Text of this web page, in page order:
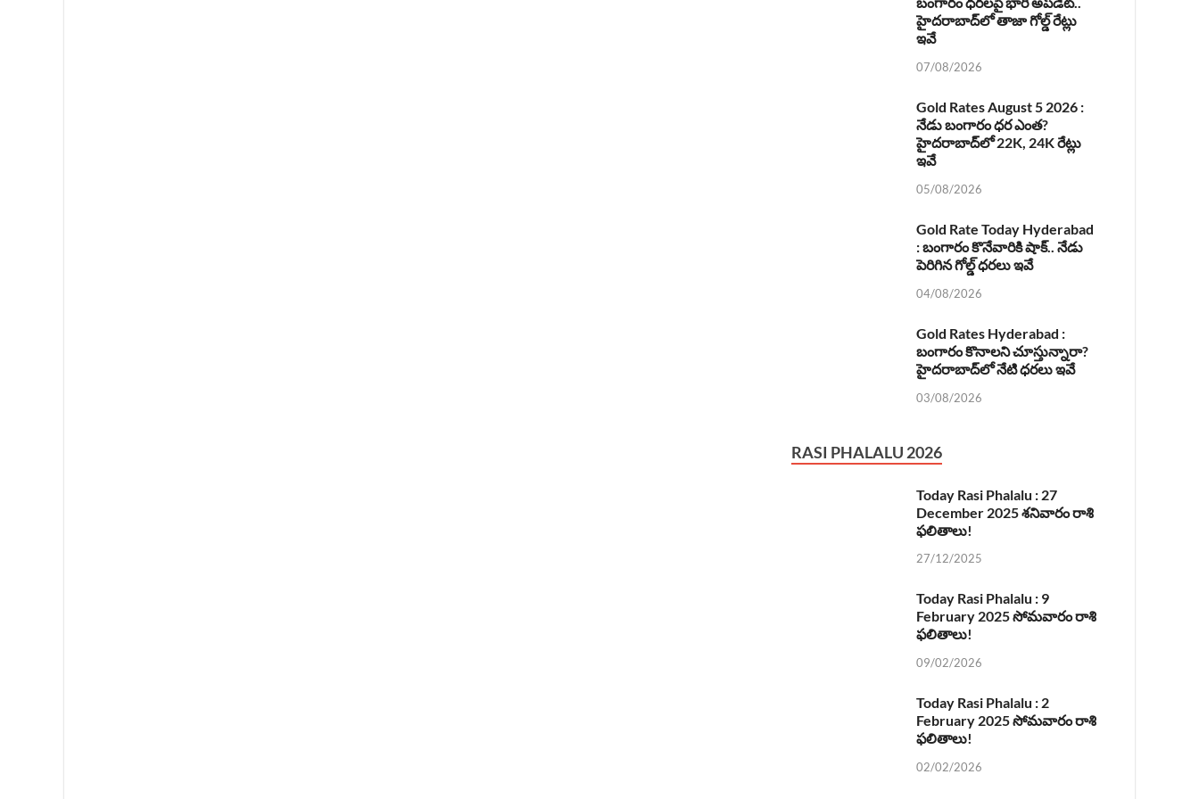
హైదరాబాద్‌లో తాజా గోల్డ్ రేట్లు
ఇవే
07/08/2026
Gold Rates August 5 2026 :
నేడు బంగారం ధర ఎంత?
హైదరాబాద్‌లో 22K, 24K రేట్లు
ఇవే
05/08/2026
Gold Rate Today Hyderabad
: బంగారం కొనేవారికి షాక్.. నేడు
పెరిగిన గోల్డ్ ధరలు ఇవే
04/08/2026
Gold Rates Hyderabad :
బంగారం కొనాలని చూస్తున్నారా?
హైదరాబాద్‌లో నేటి ధరలు ఇవే
03/08/2026
RASI PHALALU 2026
Today Rasi Phalalu : 27
December 2025 శనివారం రాశి
ఫలితాలు!
27/12/2025
Today Rasi Phalalu : 9
February 2025 సోమవారం రాశి
ఫలితాలు!
09/02/2026
Today Rasi Phalalu : 2
February 2025 సోమవారం రాశి
ఫలితాలు!
02/02/2026